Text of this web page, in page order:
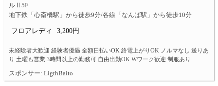
ルⅡ5F
地下鉄「心斎橋駅」から徒歩9分/各線「なんば駅」から徒歩10分
フロアレディ 3,200円
未経験者大歓迎 経験者優遇 全額日払いOK 終電上がりOK ノルマなし 送りあ
り 土曜も営業 3時間以上の勤務可 自由出勤OK Wワーク歓迎 制服あり
スポンサー: LigthBaito